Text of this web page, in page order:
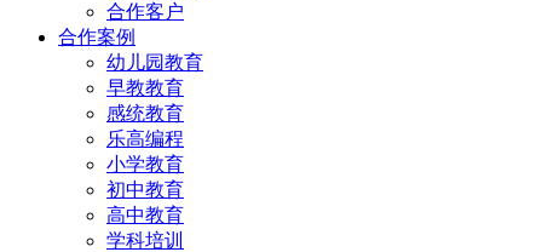
合作客户
合作案例
幼儿园教育
早教教育
感统教育
乐高编程
小学教育
初中教育
高中教育
学科培训